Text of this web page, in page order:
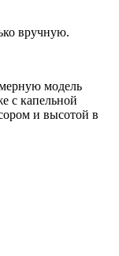
вручную.
модель
с капельной
и высотой в